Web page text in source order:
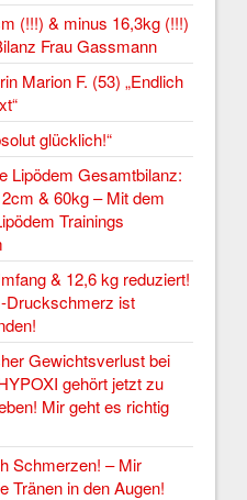
(!!!) & minus 16,3kg (!!!)
Frau Gassmann
Marion F. (53) „Endlich
glücklich!“
Lipödem Gesamtbilanz:
& 60kg – Mit dem
Trainings
& 12,6 kg reduziert!
Druckschmerz ist
Gewichtsverlust bei
gehört jetzt zu
Mir geht es richtig
Schmerzen! – Mir
Tränen in den Augen!